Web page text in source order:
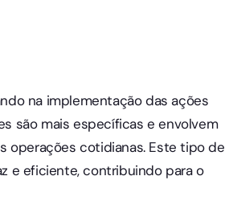
na implementação das ações
são mais específicas e envolvem
operações cotidianas. Este tipo de
e eficiente, contribuindo para o